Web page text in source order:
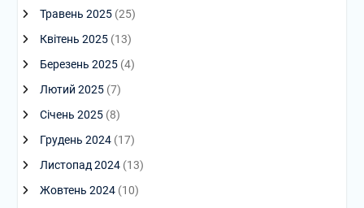
Травень 2025(25)
Квітень 2025(13)
Березень 2025(4)
Лютий 2025(7)
Січень 2025(8)
Грудень 2024(17)
Листопад 2024(13)
Жовтень 2024(10)